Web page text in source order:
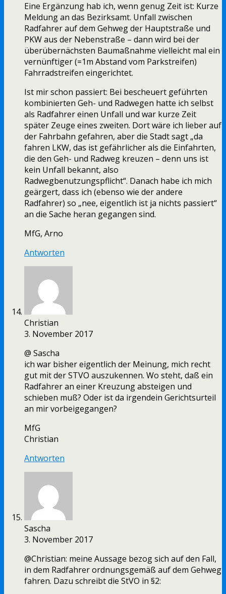
Eine Ergänzung hab ich, wenn genug Zeit ist: Kurze
Meldung an das Bezirksamt. Unfall zwischen
Radfahrer auf dem Gehweg der Hauptstraße und
PKW aus der Nebenstraße – dann wird bei der
überübernächsten Baumaßnahme vielleicht mal ein
vernünftiger (=1m Abstand vom Parkstreifen)
Fahrradstreifen eingerichtet.
Ist mir schon passiert: Bei bescheuert geführten
kombinierten Geh- und Radwegen hatte ich selbst
als Radfahrer einen Unfall und war kurze Zeit
später Zeuge eines zweiten. Dort wäre ich lieber auf
der Fahrbahn gefahren, aber die Stadt sagt „da
fahren LKW, das ist gefährlicher als die Einfahrten,
die den Geh- und Radweg kreuzen – denn uns ist
kein Unfall bekannt, also
Radwegbenutzungspflicht“. Danach habe ich mich
geärgert, dass ich (ebenso wie der andere
Radfahrer) so „nee, eigentlich ist ja nichts passiert“
an die Sache heran gegangen sind.
MfG, Arno
Antworten
Christian
3. November 2017
@ Sascha
ich war bisher eigentlich der Meinung, mich recht
gut mit der STVO auszukennen. Wo steht, daß ein
Radfahrer an einer Kreuzung absteigen und
schieben muß? Oder ist da irgendein Gerichtsurteil
an mir vorbeigegangen?
MfG
Christian
Antworten
Sascha
3. November 2017
@Christian: meine Aussage bezog sich auf den Fall,
in dem Radfahrer ordnungsgemäß auf dem Gehweg
fahren. Dazu schreibt die StVO in §2: